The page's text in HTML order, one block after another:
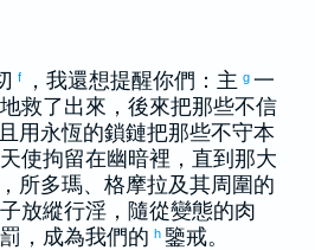
f ，我還想提醒你們：主 g 一
地救了出來，後來把那些不信
用永恆的鎖鏈把那些不守本
使拘留在幽暗裡，直到那大
所多瑪、 格摩拉及其周圍的
放縱行淫，隨從變態的肉
，成為我們的 h 鑒戒。